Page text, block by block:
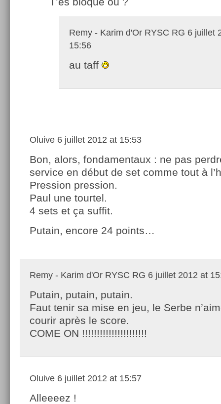
Remy - Karim d'Or RYSC RG 6 juillet
15:56
au taff
Oluive 6 juillet 2012 at 15:53
Bon, alors, fondamentaux : ne pas
service en début de set comme tout à
Pression pression.
Paul une tourtel.
4 sets et ça suffit.
Putain, encore 24 points…
Remy - Karim d'Or RYSC RG 6 juillet 2012 at
Putain, putain, putain.
Faut tenir sa mise en jeu, le Serbe
courir après le score.
COME ON !!!!!!!!!!!!!!!!!!!!!!
Oluive 6 juillet 2012 at 15:57
Alleeeez !